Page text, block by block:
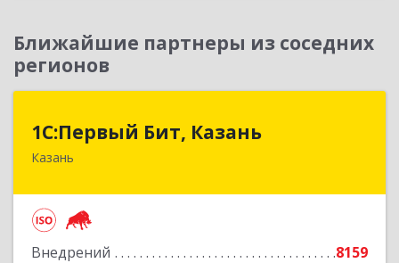
Ближайшие партнеры из соседних
регионов
1С:Первый Бит, Казань
Казань
Внедрений
8159
420133, Татарстан Респ, Казань г, Ямашева пр-